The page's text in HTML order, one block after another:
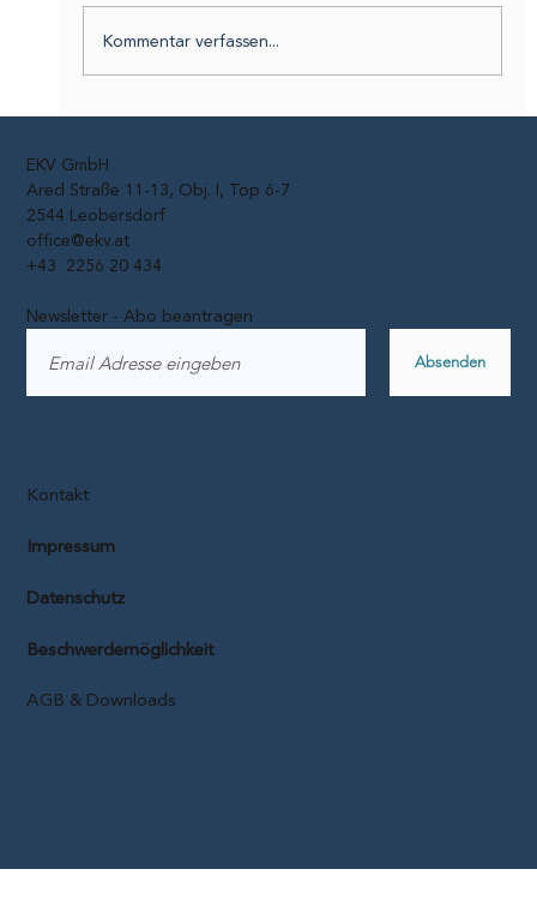
Kommentar verfassen...
EKV GmbH
Ared Straße 11-13, Obj. I, Top 6-7
2544 Leobersdorf
office@ekv.at
+43 2256 20 434
Kontakt
Impressum
Datenschutz
AGB & Downloads
Beschwerdemöglichkeit
Newsletter - Abo beantragen
Absenden